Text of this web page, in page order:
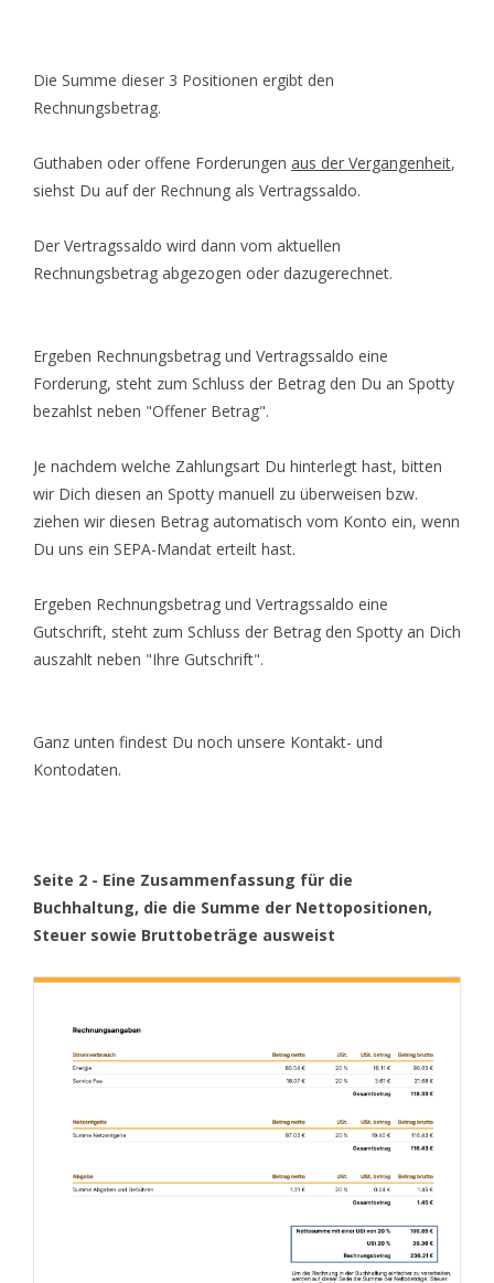
Die Summe dieser 3 Positionen ergibt den
Rechnungsbetrag.
Guthaben oder offene Forderungen aus der Vergangenheit,
siehst Du auf der Rechnung als Vertragssaldo.
Der Vertragssaldo wird dann vom aktuellen
Rechnungsbetrag abgezogen oder dazugerechnet.
Ergeben Rechnungsbetrag und Vertragssaldo eine
Forderung, steht zum Schluss der Betrag den Du an Spotty
bezahlst neben "Offener Betrag".
Je nachdem welche Zahlungsart Du hinterlegt hast, bitten
wir Dich diesen an Spotty manuell zu überweisen bzw.
ziehen wir diesen Betrag automatisch vom Konto ein, wenn
Du uns ein SEPA-Mandat erteilt hast.
Ergeben Rechnungsbetrag und Vertragssaldo eine
Gutschrift, steht zum Schluss der Betrag den Spotty an Dich
auszahlt neben "Ihre Gutschrift".
Ganz unten findest Du noch unsere Kontakt- und
Kontodaten.
Seite 2 - Eine Zusammenfassung für die
Buchhaltung, die die Summe der Nettopositionen,
Steuer sowie Bruttobeträge ausweist